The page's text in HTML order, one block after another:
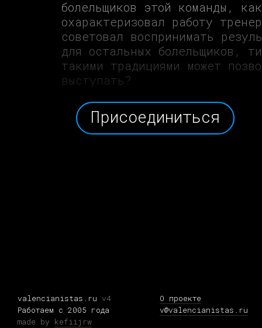
болельщиков этой команды,
охарактеризовал работу
советовал воспринимать
для остальных болельщиков,
такими традициями может
выступать?
Присоединиться
valencianistas.ru v4
Работаем с 2005 года
made by kefiijrw
О проекте
v@valencianistas.ru